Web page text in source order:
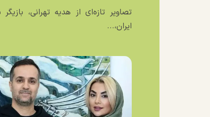
تصاویر تازه‌ای از هدیه تهرانی،
ایران،...